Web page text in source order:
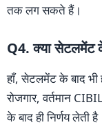
तक लग सकते हैं।
Q4. क्या सेटलमेंट
हाँ, सेटलमेंट के बाद
रोजगार, वर्तमान
के बाद ही निर्णय लेती